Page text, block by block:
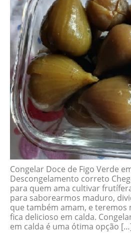
Congelar Doce de Figo Verde
Descongelamento correto
para quem ama cultivar
para saborearmos maduro,
que também amam, e teremos
fica delicioso em calda.
em calda é uma ótima opção